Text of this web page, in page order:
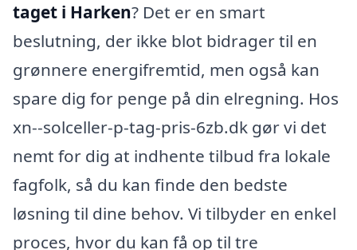
taget i Harken? Det er en smart
beslutning, der ikke blot bidrager til en
grønnere energifremtid, men også kan
spare dig for penge på din elregning. Hos
xn--solceller-p-tag-pris-6zb.dk gør vi det
nemt for dig at indhente tilbud fra lokale
fagfolk, så du kan finde den bedste
løsning til dine behov. Vi tilbyder en enkel
proces, hvor du kan få op til tre